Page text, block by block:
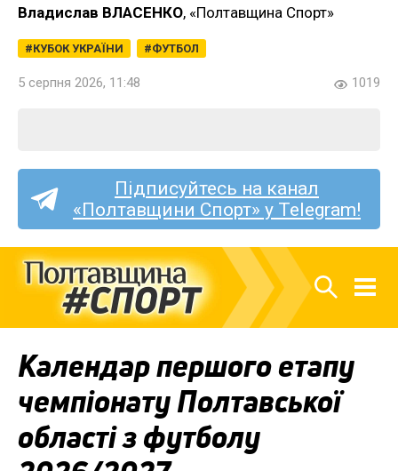
Владислав ВЛАСЕНКО, «Полтавщина Спорт»
КУБОК УКРАЇНИ ФУТБОЛ
5 серпня 2026, 11:48 1019
Підписуйтесь на канал
«Полтавщини Спорт» у Telegram!
Календар першого етапу
чемпіонату Полтавської
області з футболу